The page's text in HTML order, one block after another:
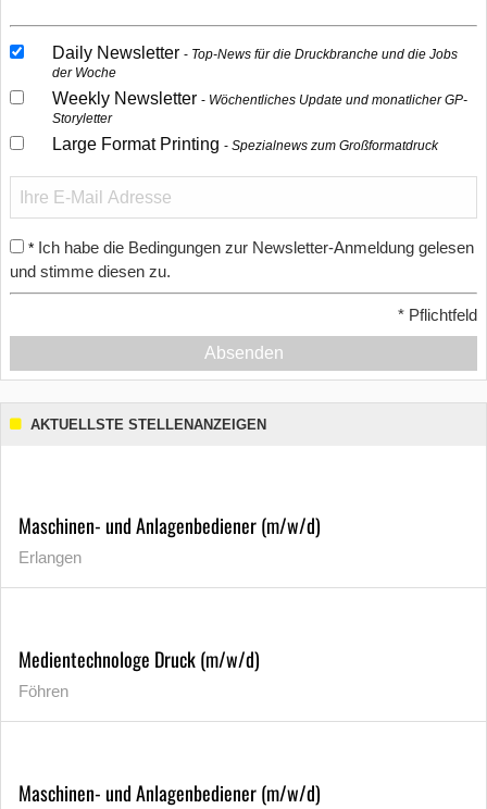
Daily Newsletter
Top-News für die Druckbranche und die Jobs
der Woche
Weekly Newsletter
Wöchentliches Update und monatlicher GP-
Storyletter
Large Format Printing Spezialnews zum Großformatdruck
* Ich habe die Bedingungen zur Newsletter-Anmeldung gelesen
und stimme diesen zu.
* Pflichtfeld
Absenden
AKTUELLSTE STELLENANZEIGEN
Maschinen- und Anlagenbediener (m/w/d)
Erlangen
Medientechnologe Druck (m/w/d)
Föhren
Maschinen- und Anlagenbediener (m/w/d)